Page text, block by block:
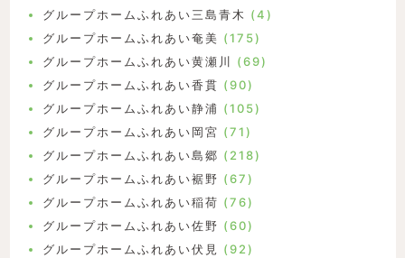
グループホームふれあい三島青木 (4)
グループホームふれあい奄美 (175)
グループホームふれあい黄瀬川
(69)
グループホームふれあい香貫 (90)
グループホームふれあい静浦 (105)
グループホームふれあい岡宮 (71)
グループホームふれあい島郷 (218)
グループホームふれあい裾野 (67)
グループホームふれあい稲荷 (76)
グループホームふれあい佐野 (60)
グループホームふれあい伏見 (92)